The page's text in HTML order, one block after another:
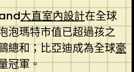
大直室內設計在全球
泡瑪特市值已超過孩之
總和；比亞迪成為全球豪
冠軍。